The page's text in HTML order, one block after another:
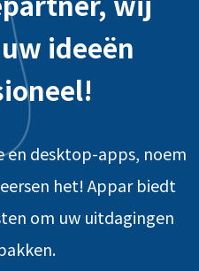
ideeën
en desktop-apps, noem
het! Appar biedt
om uw uitdagingen